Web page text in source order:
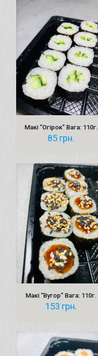
Макі “Oгірок” Вага: 110г.
85 грн.
Макі “Вугор” Вага: 110г.
153 грн.